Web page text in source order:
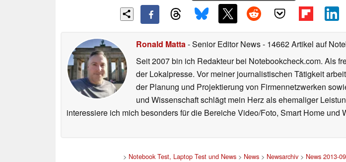
Ronald Matta- Senior Editor News- 14662 Artikel auf
Seit 2007 bin ich Redakteur bei Notebookcheck.com. Als
der Lokalpresse. Vor meiner journalistischen Tätigkeit
der Planung und Projektierung von Firmennetzwerken
und Wissenschaft schlägt mein Herz als ehemaliger
interessiere ich mich besonders für die Bereiche Video/Foto, Smart Home und
> Notebook Test, Laptop Test und News > News > Newsarchiv > News 2013-09